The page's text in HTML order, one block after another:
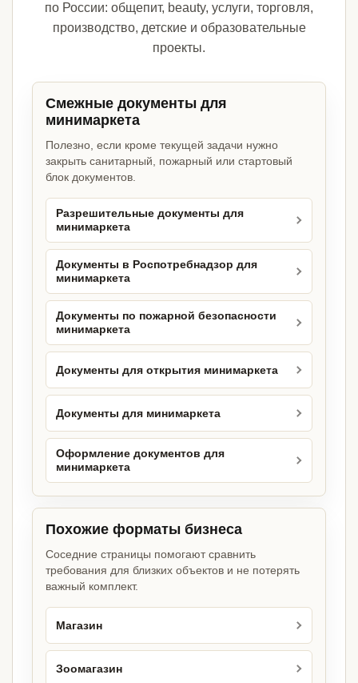
по России: общепит, beauty, услуги, торговля,
производство, детские и образовательные
проекты.
Смежные документы для
минимаркета
Полезно, если кроме текущей задачи нужно
закрыть санитарный, пожарный или стартовый
блок документов.
Разрешительные документы для
минимаркета
Документы в Роспотребнадзор для
минимаркета
Документы по пожарной безопасности
минимаркета
Документы для открытия минимаркета
Документы для минимаркета
Оформление документов для
минимаркета
Похожие форматы бизнеса
Соседние страницы помогают сравнить
требования для близких объектов и не потерять
важный комплект.
Магазин
Зоомагазин